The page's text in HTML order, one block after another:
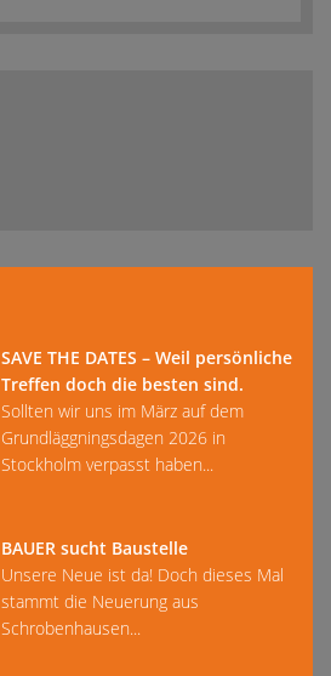
SAVE THE DATES – Weil persönliche
Treffen doch die besten sind.
Sollten wir uns im März auf dem
Grundläggningsdagen 2026 in
Stockholm verpasst haben...
BAUER sucht Baustelle
Unsere Neue ist da! Doch dieses Mal
stammt die Neuerung aus
Schrobenhausen...